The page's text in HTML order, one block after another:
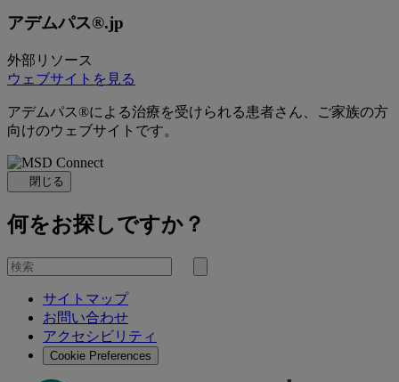
アデムパス®.jp
外部リソース
ウェブサイトを見る
アデムパス®による治療を受けられる患者さん、ご家族の方
向けのウェブサイトです。
閉じる
何をお探しですか？
を
検
サイトマップ
お問い合わせ
アクセシビリティ
Cookie Preferences